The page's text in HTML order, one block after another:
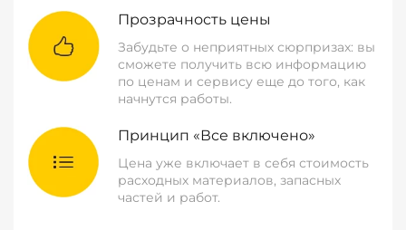
Прозрачность цены
Забудьте о неприятных сюрпризах: вы
сможете получить всю информацию
по ценам и сервису еще до того, как
начнутся работы.
Принцип «Все включено»
Цена уже включает в себя стоимость
расходных материалов, запасных
частей и работ.